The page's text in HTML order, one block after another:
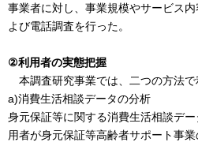
事業者に対し、事業規模やサービス
よび電話調査を行った。
②利用者の実態把握
本調査研究事業では、二つの方法で
a)消費生活相談データの分析
身元保証等に関する消費生活相談デ
用者が身元保証等高齢者サポート事